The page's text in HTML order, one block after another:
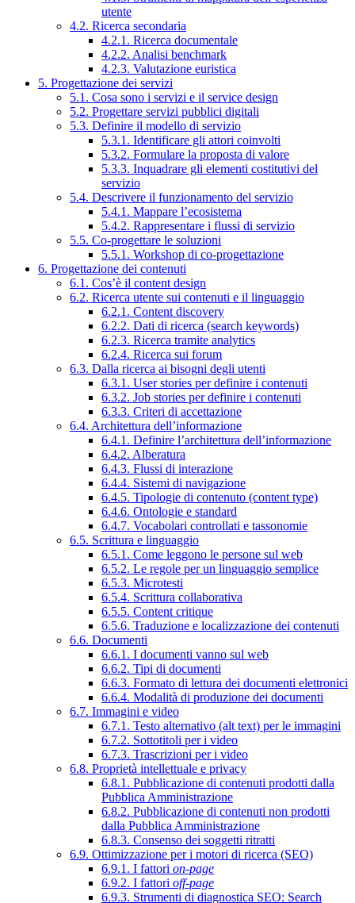
utente
4.2. Ricerca secondaria
4.2.1. Ricerca documentale
4.2.2. Analisi benchmark
4.2.3. Valutazione euristica
5. Progettazione dei servizi
5.1. Cosa sono i servizi e il service design
5.2. Progettare servizi pubblici digitali
5.3. Definire il modello di servizio
5.3.1. Identificare gli attori coinvolti
5.3.2. Formulare la proposta di valore
5.3.3. Inquadrare gli elementi costitutivi del
servizio
5.4. Descrivere il funzionamento del servizio
5.4.1. Mappare l’ecosistema
5.4.2. Rappresentare i flussi di servizio
5.5. Co-progettare le soluzioni
5.5.1. Workshop di co-progettazione
6. Progettazione dei contenuti
6.1. Cos’è il content design
6.2. Ricerca utente sui contenuti e il linguaggio
6.2.1. Content discovery
6.2.2. Dati di ricerca (search keywords)
6.2.3. Ricerca tramite analytics
6.2.4. Ricerca sui forum
6.3. Dalla ricerca ai bisogni degli utenti
6.3.1. User stories per definire i contenuti
6.3.2. Job stories per definire i contenuti
6.3.3. Criteri di accettazione
6.4. Architettura dell’informazione
6.4.1. Definire l’architettura dell’informazione
6.4.2. Alberatura
6.4.3. Flussi di interazione
6.4.4. Sistemi di navigazione
6.4.5. Tipologie di contenuto (content type)
6.4.6. Ontologie e standard
6.4.7. Vocabolari controllati e tassonomie
6.5. Scrittura e linguaggio
6.5.1. Come leggono le persone sul web
6.5.2. Le regole per un linguaggio semplice
6.5.3. Microtesti
6.5.4. Scrittura collaborativa
6.5.5. Content critique
6.5.6. Traduzione e localizzazione dei contenuti
6.6. Documenti
6.6.1. I documenti vanno sul web
6.6.2. Tipi di documenti
6.6.3. Formato di lettura dei documenti elettronici
6.6.4. Modalità di produzione dei documenti
6.7. Immagini e video
6.7.1. Testo alternativo (alt text) per le immagini
6.7.2. Sottotitoli per i video
6.7.3. Trascrizioni per i video
6.8. Proprietà intellettuale e privacy
6.8.1. Pubblicazione di contenuti prodotti dalla
Pubblica Amministrazione
6.8.2. Pubblicazione di contenuti non prodotti
dalla Pubblica Amministrazione
6.8.3. Consenso dei soggetti ritratti
6.9. Ottimizzazione per i motori di ricerca (SEO)
6.9.1. I fattori on-page
6.9.2. I fattori off-page
6.9.3. Strumenti di diagnostica SEO: Search